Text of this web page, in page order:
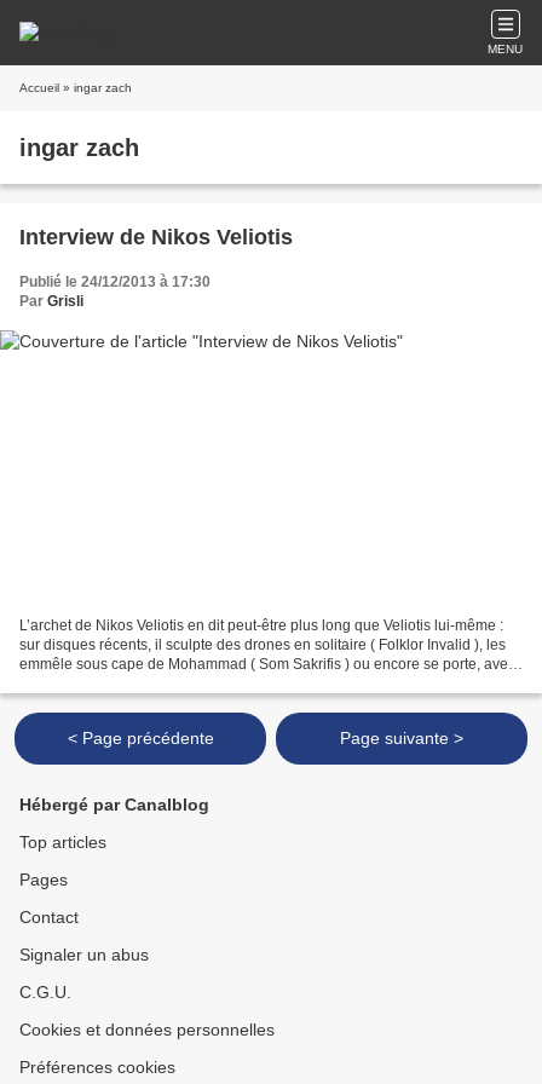
MENU
Accueil » ingar zach
ingar zach
Interview de Nikos Veliotis
Publié le 24/12/2013 à 17:30
Par Grisli
L’archet de Nikos Veliotis en dit peut-être plus long que Veliotis lui-même :
sur disques récents, il sculpte des drones en solitaire ( Folklor Invalid ), les
emmêle sous cape de Mohammad ( Som Sakrifis ) ou encore se porte, avec
< Page précédente Page suivante >
Hébergé par Canalblog
Top articles
Pages
Contact
Signaler un abus
C.G.U.
Cookies et données personnelles
Préférences cookies